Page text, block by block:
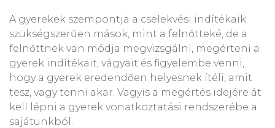
A gyerekek szempontja a cselekvési indítékaik
szükségszerűen mások, mint a felnőtteké, de a
felnőttnek van módja megvizsgálni, megérteni a
gyerek indítékait, vágyait és figyelembe venni,
hogy a gyerek eredendően helyesnek ítéli, amit
tesz, vagy tenni akar. Vagyis a megértés idejére át
kell lépni a gyerek vonatkoztatási rendszerébe a
sajátunkból.